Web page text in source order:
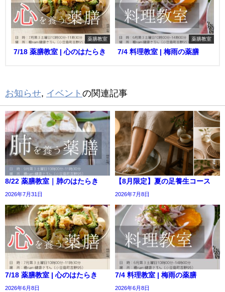
薬膳教室
7/18 薬膳教室 | 心のはたらき
薬膳教室
7/4 料理教室 | 梅雨の薬膳
お知らせ, イベント の関連記事
8/22 薬膳教室｜肺のはたらき
2026年7月31日
【8月限定】夏の足養生コース
2026年7月8日
7/18 薬膳教室 | 心のはたらき
2026年6月8日
7/4 料理教室 | 梅雨の薬膳
2026年6月8日